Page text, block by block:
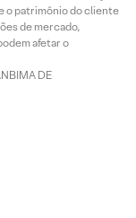
o patrimônio do cliente
de mercado,
afetar o
DE